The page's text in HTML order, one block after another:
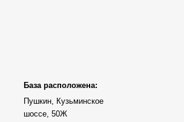
База расположена:
Пушкин, Кузьминское
шоссе, 50Ж